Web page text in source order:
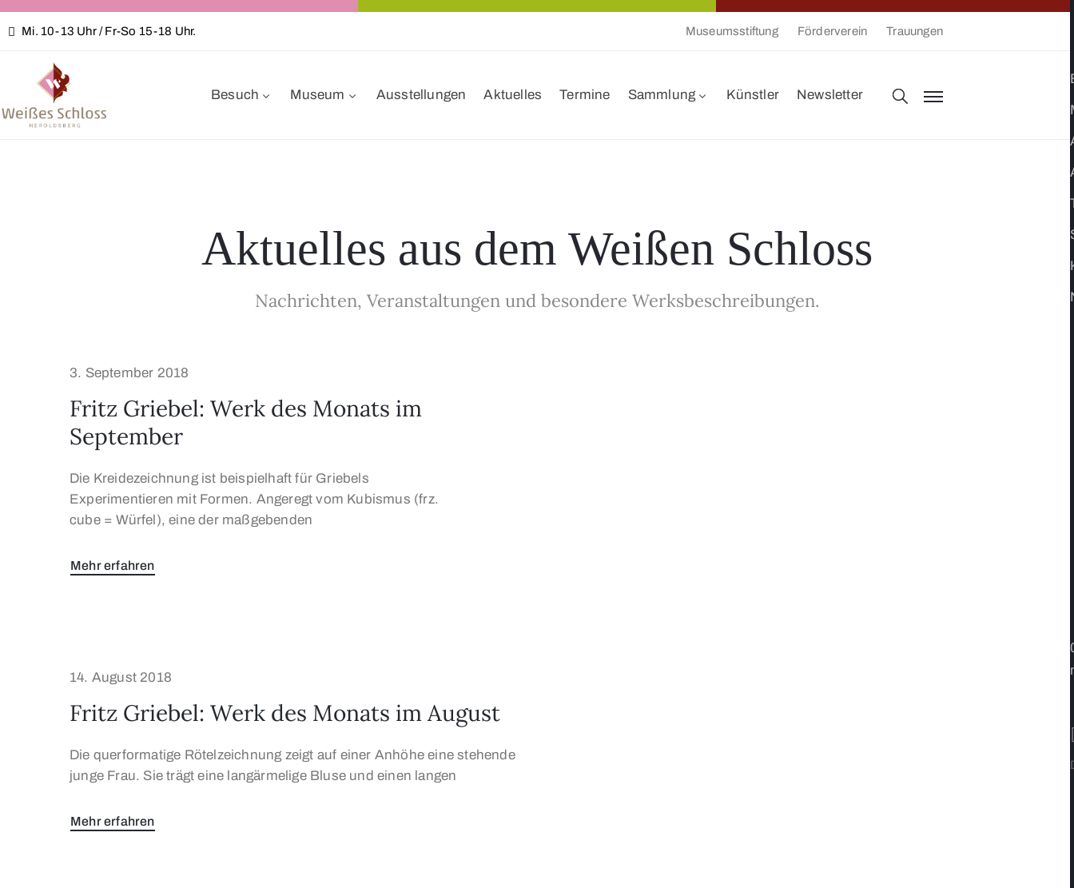
Mi. 10-13 Uhr / Fr-So 15-18 Uhr. Museumsstiftung Förderverein Trauungen
Besuch Museum Ausstellungen Aktuelles Termine Sammlung Künstler Newsletter
Aktuelles aus dem Weißen Schloss
Nachrichten, Veranstaltungen und besondere Werksbeschreibungen.
3. September 2018
Fritz Griebel: Werk des Monats im
September
Die Kreidezeichnung ist beispielhaft für Griebels
Experimentieren mit Formen. Angeregt vom Kubismus (frz.
cube = Würfel), eine der maßgebenden
Mehr erfahren
14. August 2018
Fritz Griebel: Werk des Monats im August
Die querformatige Rötelzeichnung zeigt auf einer Anhöhe eine stehende
junge Frau. Sie trägt eine langärmelige Bluse und einen langen
Mehr erfahren